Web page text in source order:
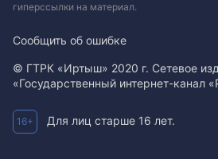
гиперссылки на материал.
Сообщить об ошибке
© ГТРК «Иртыш» 2020 г. Сетевое
«Государственный интернет-канал
16+ Для лиц старше 16 лет.